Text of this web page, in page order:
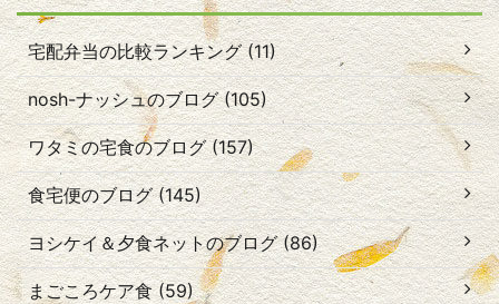
宅配弁当の比較ランキング (11)
nosh-ナッシュのブログ (105)
ワタミの宅食のブログ (157)
食宅便のブログ (145)
ヨシケイ＆夕食ネットのブログ (86)
まごころケア食 (59)